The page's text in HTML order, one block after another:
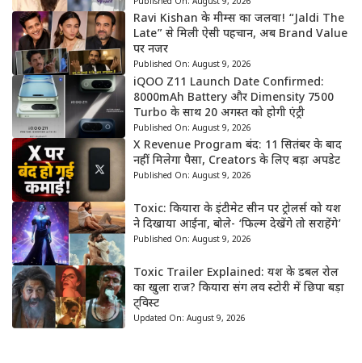
Ravi Kishan के मीम्स का जलवा! “Jaldi The
Late” से मिली ऐसी पहचान, अब Brand Value
पर नजर
Published On: August 9, 2026
iQOO Z11 Launch Date Confirmed:
8000mAh Battery और Dimensity 7500
Turbo के साथ 20 अगस्त को होगी एंट्री
Published On: August 9, 2026
X Revenue Program बंद: 11 सितंबर के बाद
नहीं मिलेगा पैसा, Creators के लिए बड़ा अपडेट
Published On: August 9, 2026
Toxic: कियारा के इंटीमेट सीन पर ट्रोलर्स को यश
ने दिखाया आईना, बोले- ‘फिल्म देखेंगे तो सराहेंगे’
Published On: August 9, 2026
Toxic Trailer Explained: यश के डबल रोल
का खुला राज? कियारा संग लव स्टोरी में छिपा बड़ा
ट्विस्ट
Updated On: August 9, 2026